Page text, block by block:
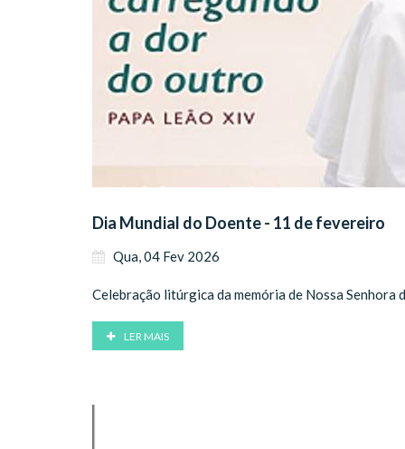
Dia Mundial do Doente - 11 de fevereiro
Qua, 04 Fev 2026
Celebração litúrgica da memória de Nossa
LER MAIS